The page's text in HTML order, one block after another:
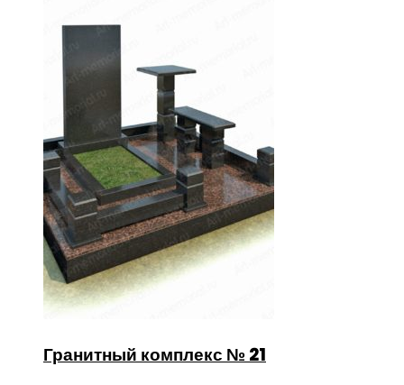
Гранитный комплекс № 21